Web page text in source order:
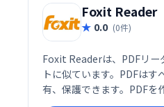
Foxit Reader
0.0 (0件)
Foxit Readerは、PDFリ
トに似ています。PDFは
有、保護できます。PDFを
アップロードし、Word文